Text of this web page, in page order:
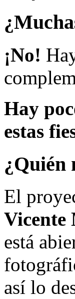
¡No!
Hay
estas
¿Quién
El
Vicente
está
así lo